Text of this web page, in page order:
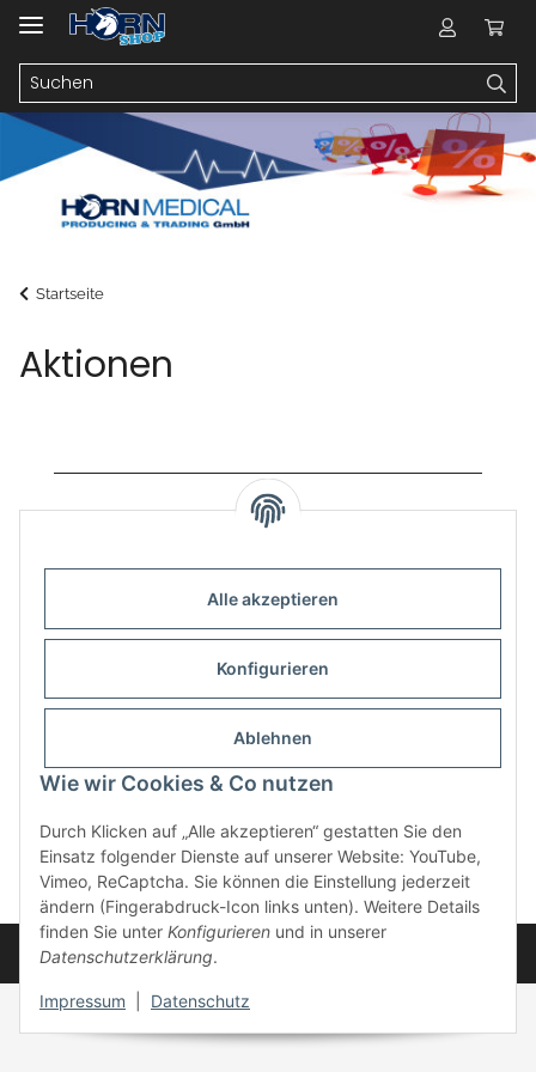
Alle akzeptieren
Konfigurieren
Ablehnen
Wie wir Cookies & Co nutzen
Durch Klicken auf „Alle akzeptieren“ gestatten Sie den
Einsatz folgender Dienste auf unserer Website: YouTube,
Vimeo, ReCaptcha. Sie können die Einstellung jederzeit
ändern (Fingerabdruck-Icon links unten). Weitere Details
finden Sie unter Konfigurieren und in unserer
Datenschutzerklärung.
Impressum Datenschutz
Startseite
Aktionen
Gesetzliche Informationen
Widerrufsbutton
* Alle Preise inkl. gesetzlicher USt., zzgl. Versand
Powered by